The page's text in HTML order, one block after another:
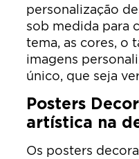
personalização
sob medida para
tema, as cores, o
imagens
único, que seja
Posters
artística na
Os posters